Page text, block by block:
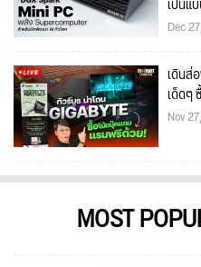
Dec
เดินส่
เด็ดๆ
Nov
MOST